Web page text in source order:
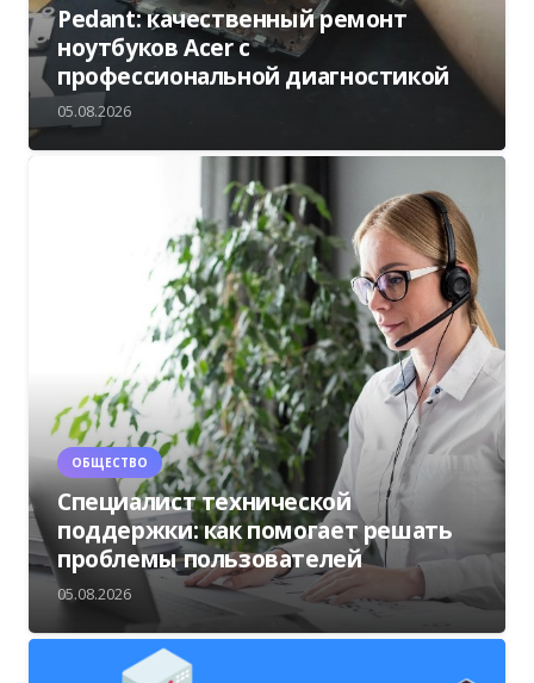
Pedant: качественный ремонт
ноутбуков Acer с
профессиональной диагностикой
05.08.2026
ОБЩЕСТВО
Специалист технической
поддержки: как помогает решать
проблемы пользователей
05.08.2026